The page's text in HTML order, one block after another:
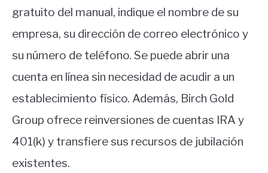
gratuito del manual, indique el nombre de su
empresa, su dirección de correo electrónico y
su número de teléfono. Se puede abrir una
cuenta en línea sin necesidad de acudir a un
establecimiento físico. Además, Birch Gold
Group ofrece reinversiones de cuentas IRA y
401(k) y transfiere sus recursos de jubilación
existentes.